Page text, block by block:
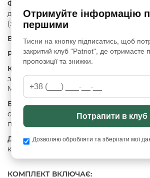
Фурнітура:
допомогою оригінальної італійської
(знімання за 1 сек)
Вентиляція: 3D демпфер з
Розмір:Регулювання в діапазоні від S
Кріплення:
зад) можливість закріплення
MOLLE + додаткові липучки
Боковий захист:Ремені з
стандартних захисних пластин з
поліетилену на пружній основі
Додатково:Знімна передня панель
кишеня
КОМПЛЕКТ ВКЛЮЧАЄ:
Отримуйте інформацію
першими
Тисни на кнопку підписатись, щоб
закритий клуб "Patriot", де отримаєте
пропозиції та знижки.
Потрапити в клуб
Дозволяю обробляти та зберігати мої